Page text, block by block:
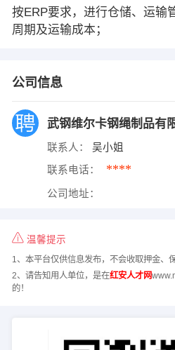
按ERP要求，进行仓储、运输
周期及运输成本；
公司信息
武钢维尔卡钢绳制品有
联系人： 吴小姐
联系电话： ****
公司地址：
温馨提示
1、本平台仅供信息发布，不会收取押金、
2、请告知用人单位，是在红安人才网
的！